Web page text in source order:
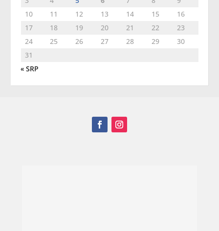
10
11 12 13 14 15
16
17
18 19 20 21 22
23
24
25 26 27 28 29
30
31
« SRP